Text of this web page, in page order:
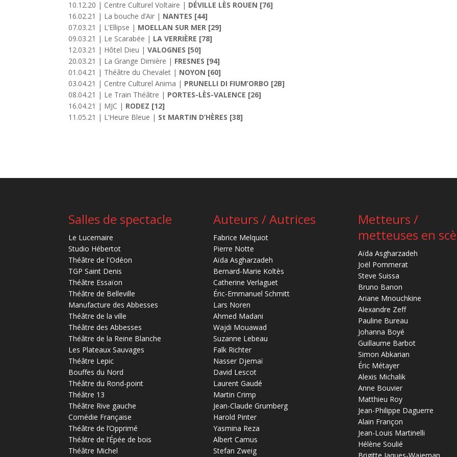
10.12.20 | Centre Culturel Voltaire | DÉVILLE LÈS ROUEN [76]
16.02.21 | La bouche d’Air | NANTES [44]
07.03.21 | L’Ellipse | MOELLAN SUR MER [29]
09.03.21 | Le Scarabée | LA VERRIÈRE [78]
12.03.21 | Hôtel Dieu |VALOGNES [50]
20.03.21 | La Grange Dimière | FRESNES [94]
01.04.21 | Théâtre du Chevalet | NOYON [60]
03.04.21 | Centre Culturel Anima | PRUNELLI DI FIUM’ORBO [2B]
08.04.21 | Le Train Théâtre | PORTES-LÈS-VALENCE [26]
16.04.21 | MJC | RODEZ [12]
11.05.21 | L’Heure Bleue | St MARTIN D’HÈRES [38]
Salles de spectacle
Le Lucernaire
Studio Hébertot
Théâtre de l'Odéon
TGP Saint Denis
Théâtre Essaïon
Théâtre de Belleville
Manufacture des Abbesses
Théâtre de la ville
Théâtre des Abbesses
Théâtre de la Reine Blanche
Les Plateaux Sauvages
Théâtre Lepic
Bouffes du Nord
Théâtre du Rond-point
Théâtre 13
Théâtre Rive gauche
Comédie Française
Théâtre de l’Opprimé
Théâtre de l’Épée de bois
Théâtre Michel
Auteurs / Autrices
Fabrice Melquiot
Pierre Notte
Aïda Asgharzadeh
Bernard-Marie Koltès
Catherine Verlaguet
Éric-Emmanuel Schmitt
Lars Noren
Ahmed Madani
Wajdi Mouawad
Suzanne Lebeau
Falk Richter
Nasser Djemaï
David Lescot
Laurent Gaudé
Martin Crimp
Jean-Claude Grumberg
Harold Pinter
Yasmina Reza
Albert Camus
Stefan Zweig
Metteurs /
metteuses en
Aïda Asgharzadeh
Joël Pommerat
Steve Suissa
Bruno Banon
Ariane Mnouchkine
Alexandre Zeff
Pauline Bureau
Johanna Boyé
Guillaume Barbot
Simon Abkarian
Éric Métayer
Alexis Michalik
Anne Bouvier
Matthieu Roy
Jean-Philippe Daguerre
Alain Françon
Jean-Louis Martinelli
Hélène Soulié
Brigitte Jaques-Wajeman